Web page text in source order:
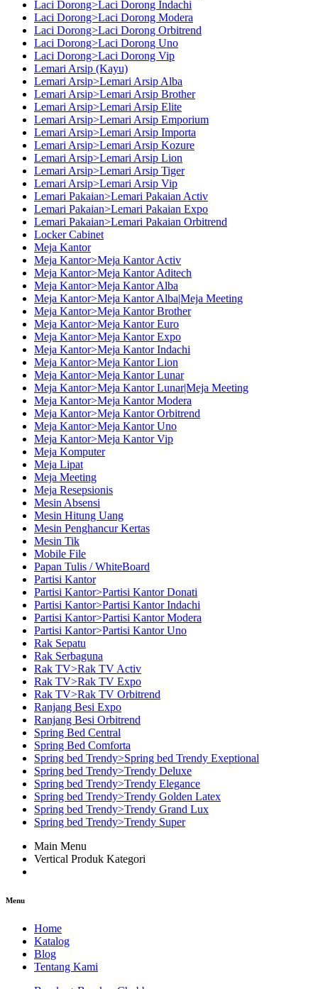
Laci Dorong>Laci Dorong Indachi
Laci Dorong>Laci Dorong Modera
Laci Dorong>Laci Dorong Orbitrend
Laci Dorong>Laci Dorong Uno
Laci Dorong>Laci Dorong Vip
Lemari Arsip (Kayu)
Lemari Arsip>Lemari Arsip Alba
Lemari Arsip>Lemari Arsip Brother
Lemari Arsip>Lemari Arsip Elite
Lemari Arsip>Lemari Arsip Emporium
Lemari Arsip>Lemari Arsip Importa
Lemari Arsip>Lemari Arsip Kozure
Lemari Arsip>Lemari Arsip Lion
Lemari Arsip>Lemari Arsip Tiger
Lemari Arsip>Lemari Arsip Vip
Lemari Pakaian>Lemari Pakaian Activ
Lemari Pakaian>Lemari Pakaian Expo
Lemari Pakaian>Lemari Pakaian Orbitrend
Locker Cabinet
Meja Kantor
Meja Kantor>Meja Kantor Activ
Meja Kantor>Meja Kantor Aditech
Meja Kantor>Meja Kantor Alba
Meja Kantor>Meja Kantor Alba|Meja Meeting
Meja Kantor>Meja Kantor Brother
Meja Kantor>Meja Kantor Euro
Meja Kantor>Meja Kantor Expo
Meja Kantor>Meja Kantor Indachi
Meja Kantor>Meja Kantor Lion
Meja Kantor>Meja Kantor Lunar
Meja Kantor>Meja Kantor Lunar|Meja Meeting
Meja Kantor>Meja Kantor Modera
Meja Kantor>Meja Kantor Orbitrend
Meja Kantor>Meja Kantor Uno
Meja Kantor>Meja Kantor Vip
Meja Komputer
Meja Lipat
Meja Meeting
Meja Resepsionis
Mesin Absensi
Mesin Hitung Uang
Mesin Penghancur Kertas
Mesin Tik
Mobile File
Papan Tulis / WhiteBoard
Partisi Kantor
Partisi Kantor>Partisi Kantor Donati
Partisi Kantor>Partisi Kantor Indachi
Partisi Kantor>Partisi Kantor Modera
Partisi Kantor>Partisi Kantor Uno
Rak Sepatu
Rak Serbaguna
Rak TV>Rak TV Activ
Rak TV>Rak TV Expo
Rak TV>Rak TV Orbitrend
Ranjang Besi Expo
Ranjang Besi Orbitrend
Spring Bed Central
Spring Bed Comforta
Spring bed Trendy>Spring bed Trendy Exeptional
Spring bed Trendy>Trendy Deluxe
Spring bed Trendy>Trendy Elegance
Spring bed Trendy>Trendy Golden Latex
Spring bed Trendy>Trendy Grand Lux
Spring bed Trendy>Trendy Super
Main Menu
Vertical Produk Kategori
Menu
Home
Katalog
Blog
Tentang Kami